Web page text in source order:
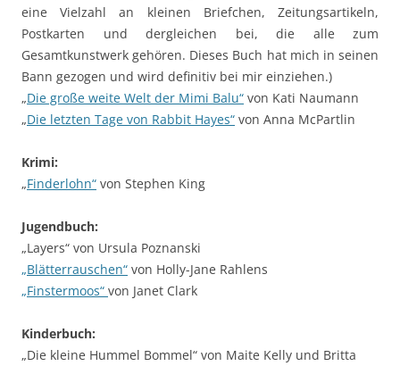
eine Vielzahl an kleinen Briefchen, Zeitungsartikeln,
Postkarten und dergleichen bei, die alle zum
Gesamtkunstwerk gehören. Dieses Buch hat mich in seinen
Bann gezogen und wird definitiv bei mir einziehen.)
„Die große weite Welt der Mimi Balu“ von Kati Naumann
„Die letzten Tage von Rabbit Hayes“ von Anna McPartlin
Krimi:
„Finderlohn“ von Stephen King
Jugendbuch:
„Layers“ von Ursula Poznanski
„Blätterrauschen“ von Holly-Jane Rahlens
„Finstermoos“ von Janet Clark
Kinderbuch:
„Die kleine Hummel Bommel“ von Maite Kelly und Britta